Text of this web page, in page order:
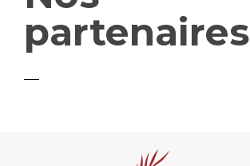
partenaires